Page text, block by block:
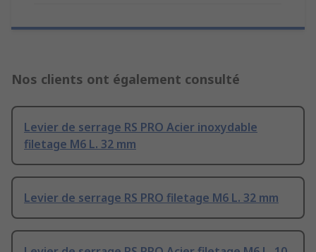
Nos clients ont également consulté
Levier de serrage RS PRO Acier inoxydable
filetage M6 L. 32 mm
Levier de serrage RS PRO filetage M6 L. 32 mm